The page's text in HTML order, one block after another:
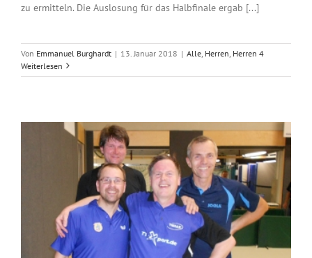
zu ermitteln. Die Auslosung für das Halbfinale ergab [...]
Von Emmanuel Burghardt | 13. Januar 2018 | Alle Herren Herren 4
Weiterlesen